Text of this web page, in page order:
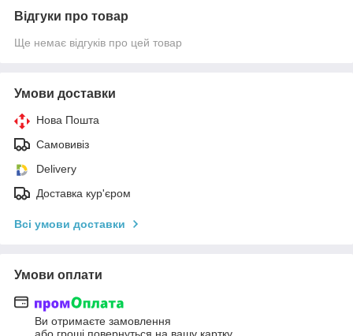
Відгуки про товар
Ще немає відгуків про цей товар
Умови доставки
Нова Пошта
Самовивіз
Delivery
Доставка кур'єром
Всі умови доставки
Умови оплати
Ви отримаєте замовлення